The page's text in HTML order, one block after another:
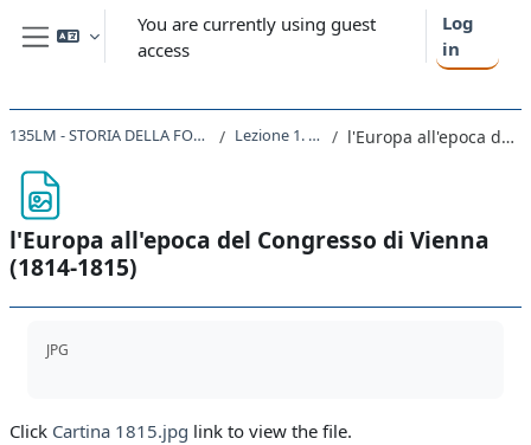
Skip to main content
Side panel
You are currently using guest
access
Log
in
135LM - STORIA DELLA FORMAZIONE DEGLI STATI NAZIONALI NEL XIX SECOLO 2019 Lezione 1. Il congresso di Vienna l'Europa all'epoca del Congresso di Vienna (1814-1815)
l'Europa all'epoca del Congresso di Vienna
(1814-1815)
JPG
Click Cartina 1815.jpg link to view the file.